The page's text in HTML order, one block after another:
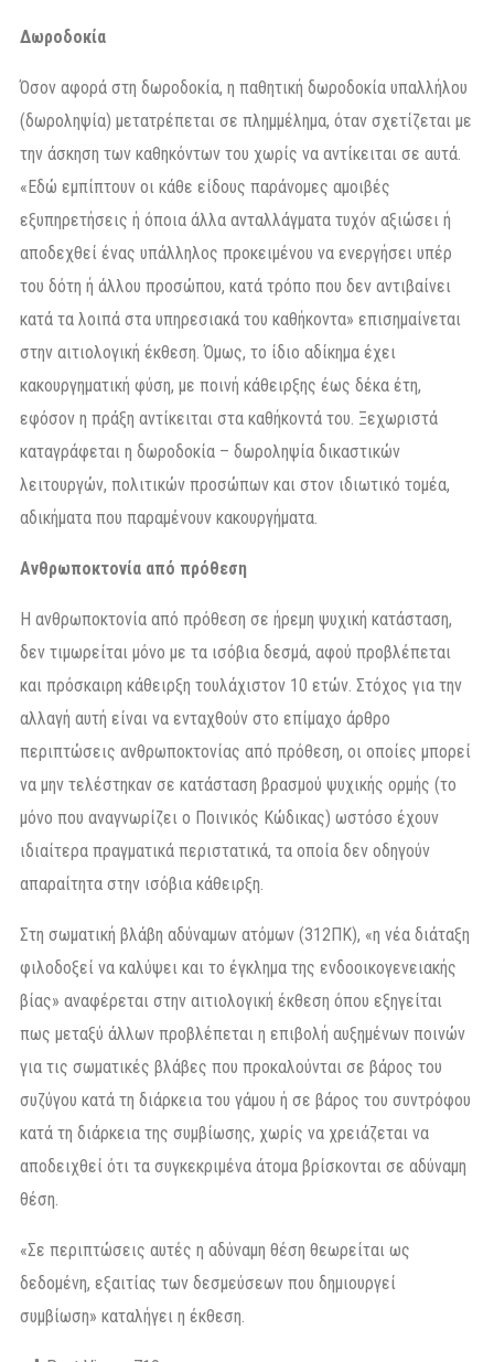
Δωροδοκία
Όσον αφορά στη δωροδοκία, η παθητική δωροδοκία υπαλλήλου
(δωροληψία) μετατρέπεται σε πλημμέλημα, όταν σχετίζεται με
την άσκηση των καθηκόντων του χωρίς να αντίκειται σε αυτά.
«Εδώ εμπίπτουν οι κάθε είδους παράνομες αμοιβές
εξυπηρετήσεις ή όποια άλλα ανταλλάγματα τυχόν αξιώσει ή
αποδεχθεί ένας υπάλληλος προκειμένου να ενεργήσει υπέρ
του δότη ή άλλου προσώπου, κατά τρόπο που δεν αντιβαίνει
κατά τα λοιπά στα υπηρεσιακά του καθήκοντα» επισημαίνεται
στην αιτιολογική έκθεση. Όμως, το ίδιο αδίκημα έχει
κακουργηματική φύση, με ποινή κάθειρξης έως δέκα έτη,
εφόσον η πράξη αντίκειται στα καθήκοντά του. Ξεχωριστά
καταγράφεται η δωροδοκία – δωροληψία δικαστικών
λειτουργών, πολιτικών προσώπων και στον ιδιωτικό τομέα,
αδικήματα που παραμένουν κακουργήματα.
Ανθρωποκτονία από πρόθεση
Η ανθρωποκτονία από πρόθεση σε ήρεμη ψυχική κατάσταση,
δεν τιμωρείται μόνο με τα ισόβια δεσμά, αφού προβλέπεται
και πρόσκαιρη κάθειρξη τουλάχιστον 10 ετών. Στόχος για την
αλλαγή αυτή είναι να ενταχθούν στο επίμαχο άρθρο
περιπτώσεις ανθρωποκτονίας από πρόθεση, οι οποίες μπορεί
να μην τελέστηκαν σε κατάσταση βρασμού ψυχικής ορμής (το
μόνο που αναγνωρίζει ο Ποινικός Κώδικας) ωστόσο έχουν
ιδιαίτερα πραγματικά περιστατικά, τα οποία δεν οδηγούν
απαραίτητα στην ισόβια κάθειρξη.
Στη σωματική βλάβη αδύναμων ατόμων (312ΠΚ), «η νέα διάταξη
φιλοδοξεί να καλύψει και το έγκλημα της ενδοοικογενειακής
βίας» αναφέρεται στην αιτιολογική έκθεση όπου εξηγείται
πως μεταξύ άλλων προβλέπεται η επιβολή αυξημένων ποινών
για τις σωματικές βλάβες που προκαλούνται σε βάρος του
συζύγου κατά τη διάρκεια του γάμου ή σε βάρος του συντρόφου
κατά τη διάρκεια της συμβίωσης, χωρίς να χρειάζεται να
αποδειχθεί ότι τα συγκεκριμένα άτομα βρίσκονται σε αδύναμη
θέση.
«Σε περιπτώσεις αυτές η αδύναμη θέση θεωρείται ως
δεδομένη, εξαιτίας των δεσμεύσεων που δημιουργεί
συμβίωση» καταλήγει η έκθεση.